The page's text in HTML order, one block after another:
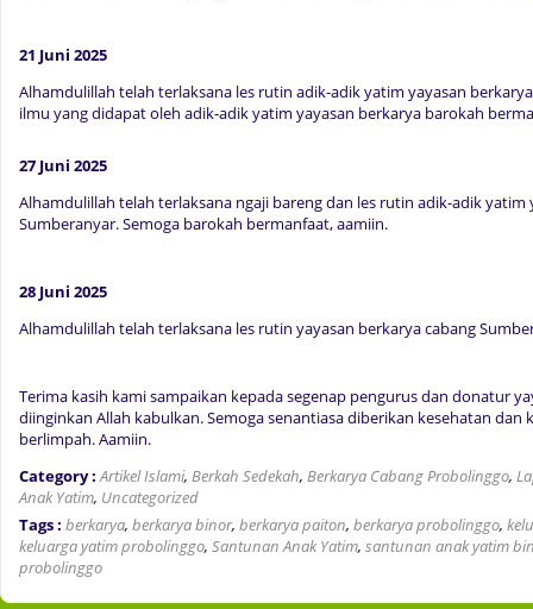
21 Juni 2025
Alhamdulillah telah terlaksana les rutin adik-adik yatim yayasan
ilmu yang didapat oleh adik-adik yatim yayasan berkarya barokah
27 Juni 2025
Alhamdulillah telah terlaksana ngaji bareng dan les rutin adik-adik yatim
Sumberanyar. Semoga barokah bermanfaat, aamiin.
28 Juni 2025
Alhamdulillah telah terlaksana les rutin yayasan berkarya cabang
Terima kasih kami sampaikan kepada segenap pengurus dan donatur
diinginkan Allah kabulkan. Semoga senantiasa diberikan kesehatan dan
berlimpah. Aamiin.
Category :Artikel Islami, Berkah Sedekah, Berkarya Cabang Probolinggo,
Anak Yatim, Uncategorized
Tags : berkarya, berkarya binor, berkarya paiton, berkarya probolinggo,
keluarga yatim probolinggo, Santunan Anak Yatim, santunan anak yatim
probolinggo